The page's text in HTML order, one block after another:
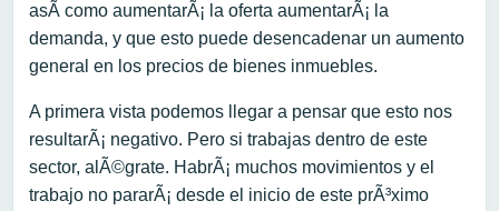
asÃ­ como aumentarÃ¡ la oferta aumentarÃ¡ la
demanda, y que esto puede desencadenar un aumento
general en los precios de bienes inmuebles.
A primera vista podemos llegar a pensar que esto nos
resultarÃ¡ negativo. Pero si trabajas dentro de este
sector, alÃ©grate. HabrÃ¡ muchos movimientos y el
trabajo no pararÃ¡ desde el inicio de este prÃ³ximo